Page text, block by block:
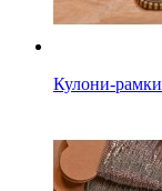
Кулони-рамки